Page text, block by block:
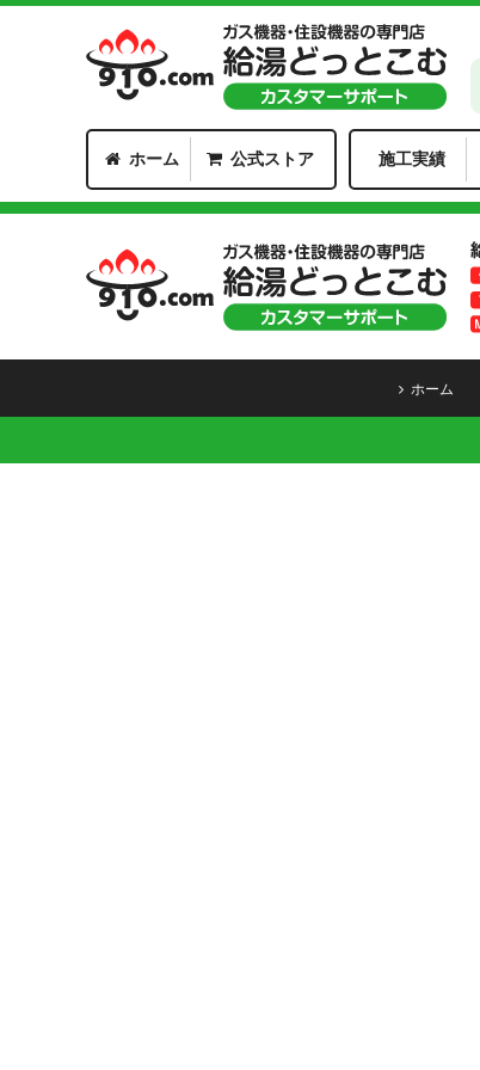
ホーム 公式ストア 施工実績
ホーム